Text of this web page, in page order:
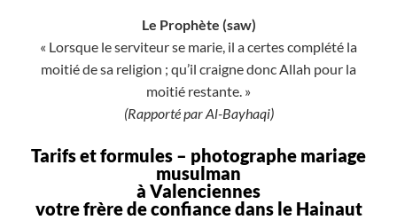
Le Prophète (saw)
« Lorsque le serviteur se marie, il a certes complété la
moitié de sa religion ; qu’il craigne donc Allah pour la
moitié restante. »
(Rapporté par Al-Bayhaqi)
Tarifs et formules – photographe mariage
musulman
à Valenciennes
votre frère de confiance dans le Hainaut